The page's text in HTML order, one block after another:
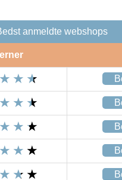
anmeldte webshops